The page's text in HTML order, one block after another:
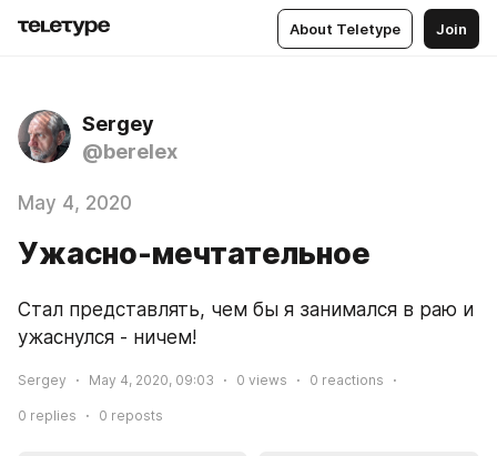
About Teletype Join
Sergey
@berelex
May 4, 2020
Ужасно-мечтательное
Стал представлять, чем бы я занимался в раю и
ужаснулся - ничем!
Sergey May 4, 2020, 09:03 0 views 0 reactions
0 replies 0 reposts